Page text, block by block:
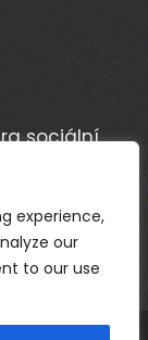
experience,
our
to our use
sociální